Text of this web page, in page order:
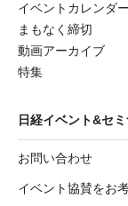
イベントカレンダー
まもなく締切
動画アーカイブ
特集
日経イベント&セ
お問い合わせ
イベント協賛をお